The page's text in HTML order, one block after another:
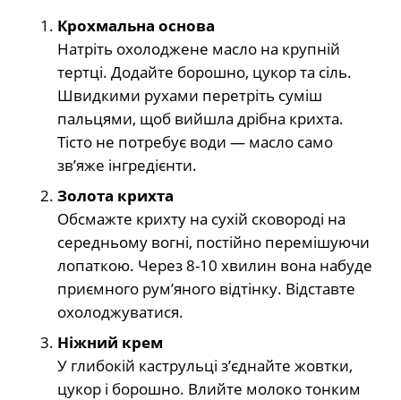
Крохмальна основа
Натріть охолоджене масло на крупній
тертці. Додайте борошно, цукор та сіль.
Швидкими рухами перетріть суміш
пальцями, щоб вийшла дрібна крихта.
Тісто не потребує води — масло само
зв’яже інгредієнти.
Золота крихта
Обсмажте крихту на сухій сковороді на
середньому вогні, постійно перемішуючи
лопаткою. Через 8-10 хвилин вона набуде
приємного рум’яного відтінку. Відставте
охолоджуватися.
Ніжний крем
У глибокій каструльці з’єднайте жовтки,
цукор і борошно. Влийте молоко тонким